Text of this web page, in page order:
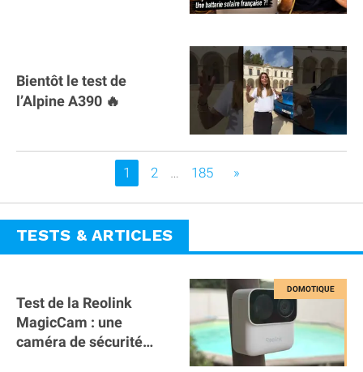
Bientôt le test de
l’Alpine A390 🔥
Vous êtes sur la page
1 2 … 185 »
TESTS & ARTICLES
Test de la Reolink
MagicCam : une
caméra de sécurité